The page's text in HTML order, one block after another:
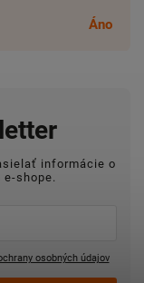
Áno
informácie o
e-shope.
osobných údajov